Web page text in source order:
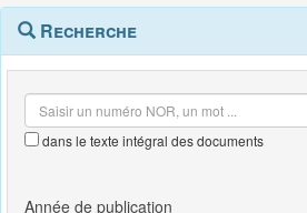
Navigation
outils
Menu
contextuel
Recherche
dans le texte intégral des documents